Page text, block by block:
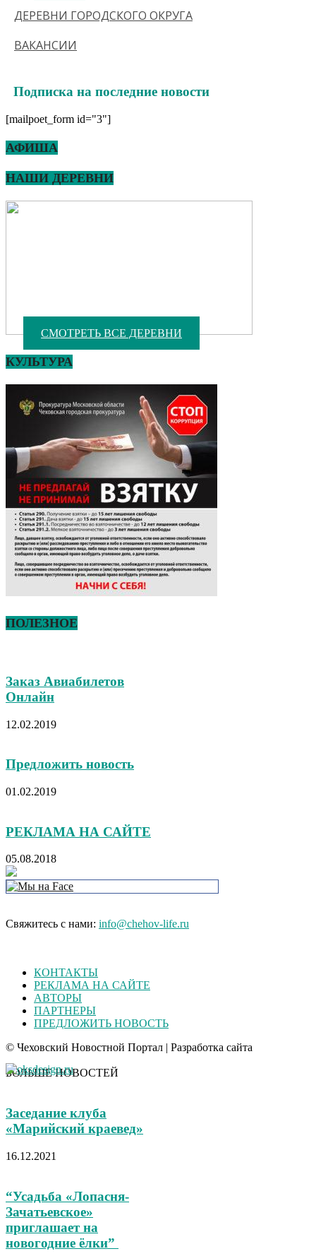
ДЕРЕВНИ ГОРОДСКОГО ОКРУГА
ВАКАНСИИ
Подписка на последние новости
[mailpoet_form id="3"]
АФИША
НАШИ ДЕРЕВНИ
СМОТРЕТЬ ВСЕ ДЕРЕВНИ
КУЛЬТУРА
ПОЛЕЗНОЕ
Заказ Авиабилетов
Онлайн
12.02.2019
Предложить новость
01.02.2019
РЕКЛАМА НА САЙТЕ
05.08.2018
Свяжитесь с нами: info@chehov-life.ru
КОНТАКТЫ
РЕКЛАМА НА САЙТЕ
АВТОРЫ
ПАРТНЕРЫ
ПРЕДЛОЖИТЬ НОВОСТЬ
© Чеховский Новостной Портал | Разработка сайта
БОЛЬШЕ НОВОСТЕЙ
Заседание клуба
«Марийский краевед»
16.12.2021
“Усадьба «Лопасня-
Зачатьевское»
приглашает на
новогодние ёлки”